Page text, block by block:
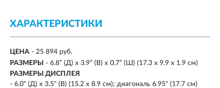
ХАРАКТЕРИСТИКИ
ЦЕНА - 25 894 руб.
РАЗМЕРЫ
- 6.8” (Д) x 3.9” (В) x 0.7” (Ш) (17.3 x 9.9 x 1.9 см)
РАЗМЕРЫ ДИСПЛЕЯ
- 6.0" (Д) x 3.5" (В) (15.2 x 8.9 см); диагональ 6.95" (17.7 см)